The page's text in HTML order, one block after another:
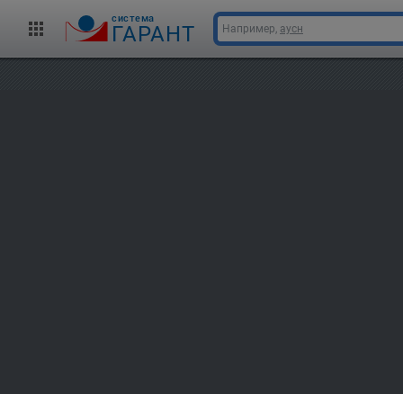
cистема
ГАРАНТ Например, аусн